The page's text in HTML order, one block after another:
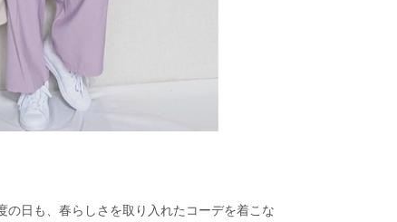
の日も、春らしさを取り入れたコーデを着こな